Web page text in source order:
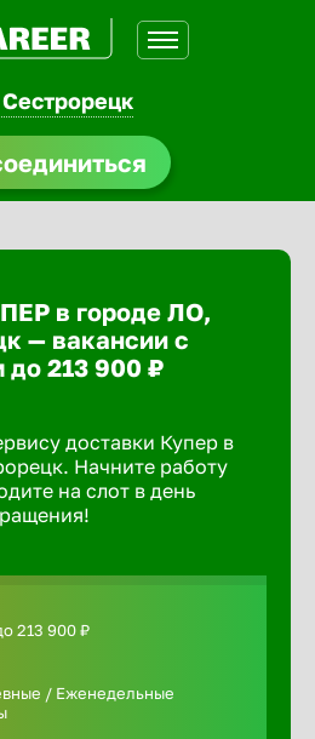
в городе ЛО,
— вакансии с
до 213 900 ₽
доставки Купер в
Начните работу
на слот в день
213 900 ₽
/ Еженедельные